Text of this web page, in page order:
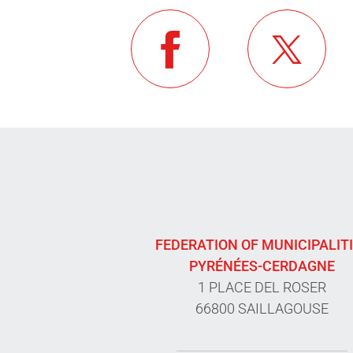
FEDERATION OF
PYRÉNÉES-CERDAGNE
1 PLACE DEL ROSER
66800 SAILLAGOUSE